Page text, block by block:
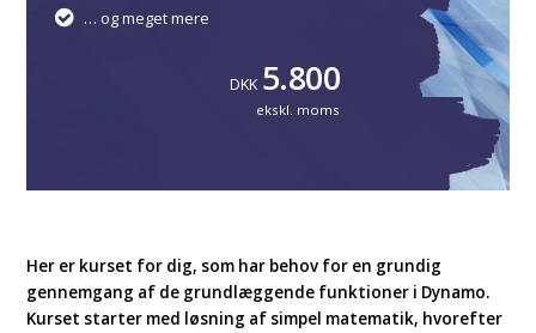
… og meget mere
DKK 5.800
ekskl. moms
Her er kurset for dig, som har behov for en grundig
gennemgang af de grundlæggende funktioner i Dynamo.
Kurset starter med løsning af simpel matematik, hvorefter